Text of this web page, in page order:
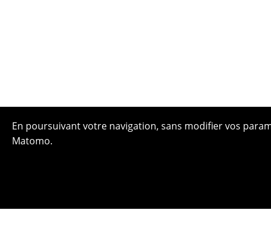
En poursuivant votre navigation, sans modifier vos
Matomo.